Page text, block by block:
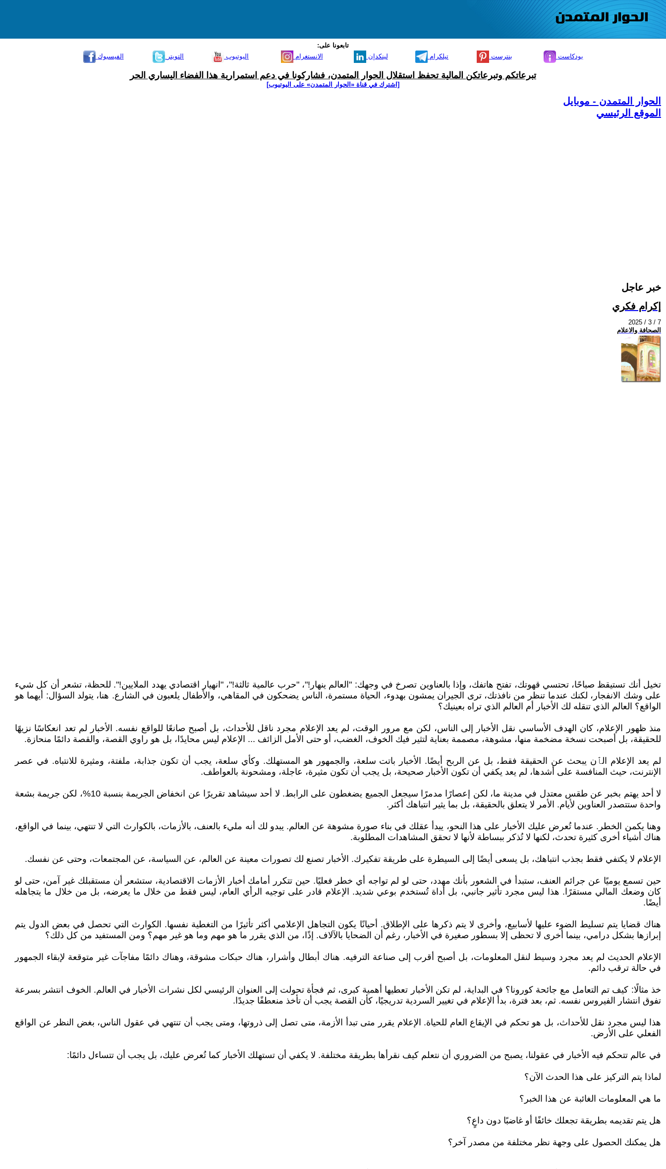
تابعونا على:
الفيسبوك
التويتر اليوتيوب الانستغرام لينكدإن تيلكرام بنترست بودكاست
تبرعاتكم وتبرعاتكن المالية تحفظ استقلال الحوار المتمدن، فشاركونا في دعم استمرارية هذا الفضاء اليساري الحر
[اشترك في قناة ‫«الحوار المتمدن» على اليوتيوب]
الحوار المتمدن - موبايل
الموقع الرئيسي
خبر عاجل
إكرام فكري
2025 / 3 / 7
الصحافة والاعلام
تخيل أنك تستيقظ صباحًا، تحتسي قهوتك، تفتح هاتفك، وإذا بالعناوين تصرخ في وجهك: "العالم ينهار!"، "حرب عالمية ثالثة!"، "انهيار اقتصادي يهدد الملايين!". للحظة، تشعر أن كل شيء
على وشك الانفجار، لكنك عندما تنظر من نافذتك، ترى الجيران يمشون بهدوء، الحياة مستمرة، الناس يضحكون في المقاهي، والأطفال يلعبون في الشارع. هنا، يتولد السؤال: أيهما هو
الواقع؟ العالم الذي تنقله لك الأخبار أم العالم الذي تراه بعينيك؟
منذ ظهور الإعلام، كان الهدف الأساسي نقل الأخبار إلى الناس، لكن مع مرور الوقت، لم يعد الإعلام مجرد ناقل للأحداث، بل أصبح صانعًا للواقع نفسه. الأخبار لم تعد انعكاسًا نزيهًا
للحقيقة، بل أصبحت نسخة مضخمة منها، مشوهة، مصممة بعناية لتثير فيك الخوف، الغضب، أو حتى الأمل الزائف ... الإعلام ليس محايدًا، بل هو راوي القصة، والقصة دائمًا منحازة.
لم يعد الإعلام الٱن يبحث عن الحقيقة فقط، بل عن الربح أيضًا. الأخبار باتت سلعة، والجمهور هو المستهلك. وكأي سلعة، يجب أن تكون جذابة، ملفتة، ومثيرة للانتباه. في عصر
الإنترنت، حيث المنافسة على أشدها، لم يعد يكفي أن تكون الأخبار صحيحة، بل يجب أن تكون مثيرة، عاجلة، ومشحونة بالعواطف.
لا أحد يهتم بخبر عن طقس معتدل في مدينة ما، لكن إعصارًا مدمرًا سيجعل الجميع يضغطون على الرابط. لا أحد سيشاهد تقريرًا عن انخفاض الجريمة بنسبة 10%، لكن جريمة بشعة
واحدة ستتصدر العناوين لأيام. الأمر لا يتعلق بالحقيقة، بل بما يثير انتباهك أكثر.
وهنا يكمن الخطر. عندما تُعرض عليك الأخبار على هذا النحو، يبدأ عقلك في بناء صورة مشوهة عن العالم. يبدو لك أنه مليء بالعنف، بالأزمات، بالكوارث التي لا تنتهي، بينما في الواقع،
هناك أشياء أخرى كثيرة تحدث، لكنها لا تُذكر ببساطة لأنها لا تحقق المشاهدات المطلوبة.
الإعلام لا يكتفي فقط بجذب انتباهك، بل يسعى أيضًا إلى السيطرة على طريقة تفكيرك. الأخبار تصنع لك تصورات معينة عن العالم، عن السياسة، عن المجتمعات، وحتى عن نفسك.
حين تسمع يوميًا عن جرائم العنف، ستبدأ في الشعور بأنك مهدد، حتى لو لم تواجه أي خطر فعليًا. حين تتكرر أمامك أخبار الأزمات الاقتصادية، ستشعر أن مستقبلك غير آمن، حتى لو
كان وضعك المالي مستقرًا. هذا ليس مجرد تأثير جانبي، بل أداة تُستخدم بوعي شديد. الإعلام قادر على توجيه الرأي العام، ليس فقط من خلال ما يعرضه، بل من خلال ما يتجاهله
أيضًا.
هناك قضايا يتم تسليط الضوء عليها لأسابيع، وأخرى لا يتم ذكرها على الإطلاق. أحيانًا يكون التجاهل الإعلامي أكثر تأثيرًا من التغطية نفسها. الكوارث التي تحصل في بعض الدول يتم
إبرازها بشكل درامي، بينما أخرى لا تحظى إلا بسطور صغيرة في الأخبار، رغم أن الضحايا بالآلاف. إذًا، من الذي يقرر ما هو مهم وما هو غير مهم؟ ومن المستفيد من كل ذلك؟
الإعلام الحديث لم يعد مجرد وسيط لنقل المعلومات، بل أصبح أقرب إلى صناعة الترفيه. هناك أبطال وأشرار، هناك حبكات مشوقة، وهناك دائمًا مفاجآت غير متوقعة لإبقاء الجمهور
في حالة ترقب دائم.
خذ مثالًا: كيف تم التعامل مع جائحة كورونا؟ في البداية، لم تكن الأخبار تعطيها أهمية كبرى، ثم فجأة تحولت إلى العنوان الرئيسي لكل نشرات الأخبار في العالم. الخوف انتشر بسرعة
تفوق انتشار الفيروس نفسه. ثم، بعد فترة، بدأ الإعلام في تغيير السردية تدريجيًا، كأن القصة يجب أن تأخذ منعطفًا جديدًا.
هذا ليس مجرد نقل للأحداث، بل هو تحكم في الإيقاع العام للحياة. الإعلام يقرر متى تبدأ الأزمة، متى تصل إلى ذروتها، ومتى يجب أن تنتهي في عقول الناس، بغض النظر عن الواقع
الفعلي على الأرض.
في عالم تتحكم فيه الأخبار في عقولنا، يصبح من الضروري أن نتعلم كيف نقرأها بطريقة مختلفة. لا يكفي أن تستهلك الأخبار كما تُعرض عليك، بل يجب أن تتساءل دائمًا:
لماذا يتم التركيز على هذا الحدث الآن؟
ما هي المعلومات الغائبة عن هذا الخبر؟
هل يتم تقديمه بطريقة تجعلك خائفًا أو غاضبًا دون داعٍ؟
هل يمكنك الحصول على وجهة نظر مختلفة من مصدر آخر؟